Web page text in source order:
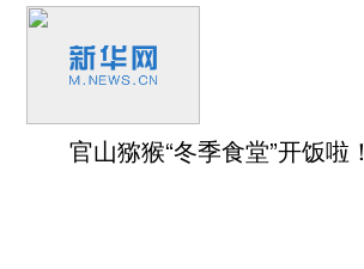
官山猕猴“冬季食堂”开饭啦！